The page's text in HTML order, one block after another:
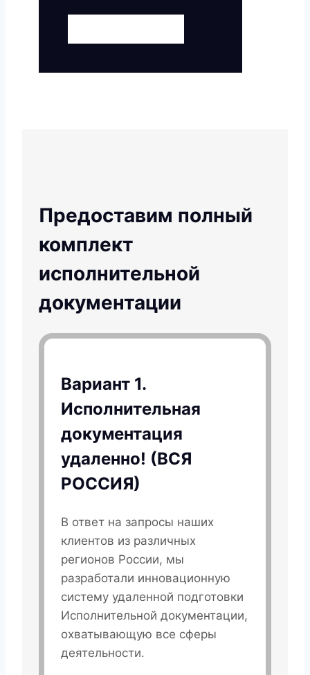
Предоставим полный
комплект
исполнительной
документации
Вариант 1.
Исполнительная
документация
удаленно! (ВСЯ
РОССИЯ)
В ответ на запросы наших
клиентов из различных
регионов России, мы
разработали инновационную
систему удаленной подготовки
Исполнительной документации,
охватывающую все сферы
деятельности.